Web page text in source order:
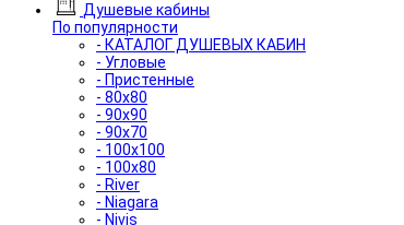
Душевые кабины
По популярности
- КАТАЛОГ ДУШЕВЫХ КАБИН
- Угловые
- Пристенные
- 80x80
- 90x90
- 90x70
- 100x100
- 100x80
- River
- Niagara
- Nivis